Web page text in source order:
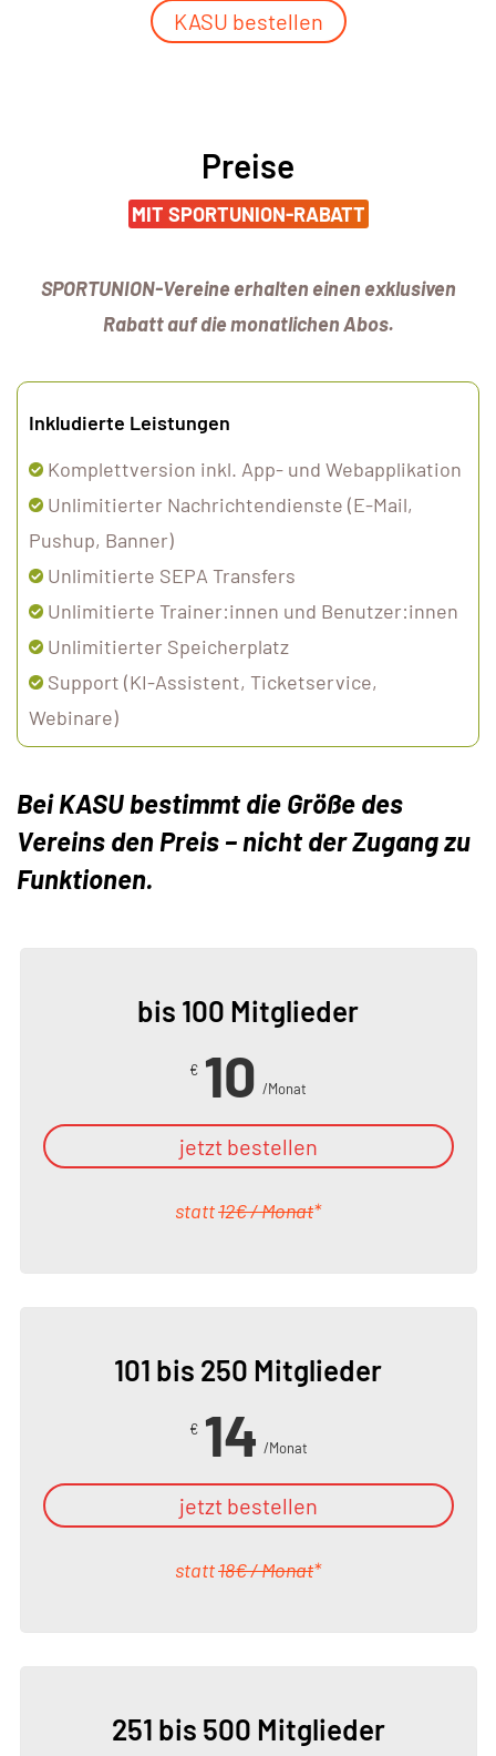
KASU bestellen
Preise
MIT SPORTUNION-RABATT
SPORTUNION-Vereine erhalten einen exklusiven
Rabatt auf die monatlichen Abos.
Inkludierte Leistungen
Komplettversion inkl. App- und Webapplikation
Unlimitierter Nachrichtendienste (E-Mail,
Pushup, Banner)​
Unlimitierte SEPA Transfers
Unlimitierte Trainer:innen und Benutzer:innen
Unlimitierter Speicherplatz
Support (KI-Assistent, Ticketservice,
Webinare)
Bei KASU bestimmt die Größe des
Vereins den Preis – nicht der Zugang zu
Funktionen.
bis 100 Mitglieder
€ 10 /Monat
jetzt bestellen
statt12€ / Monat*
101 bis 250 Mitglieder
€ 14 /Monat
jetzt bestellen
statt18€ / Monat*
251 bis 500 Mitglieder